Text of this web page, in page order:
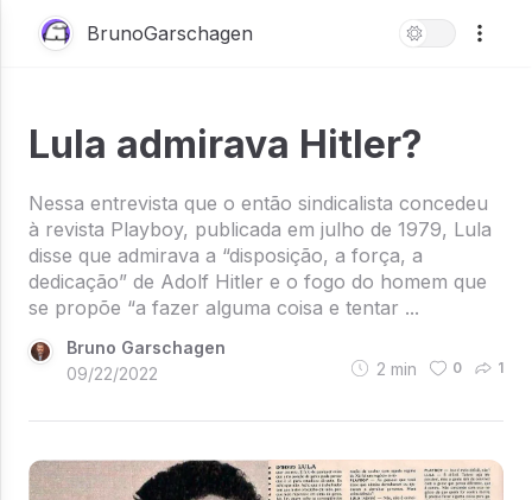
BrunoGarschagen
Lula admirava Hitler?
Nessa entrevista que o então sindicalista concedeu
à revista Playboy, publicada em julho de 1979, Lula
disse que admirava a “disposição, a força, a
dedicação” de Adolf Hitler e o fogo do homem que
se propõe “a fazer alguma coisa e tentar ...
Bruno Garschagen
09/22/2022
2 min 0 1